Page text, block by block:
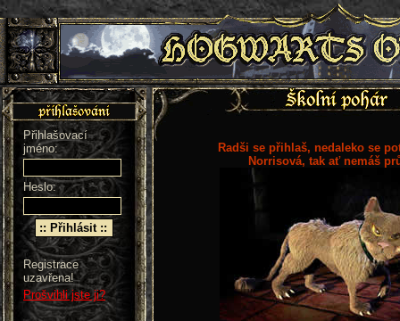
Přihlašovací
jméno:
Heslo:
Registrace
uzavřena!
Prošvihli jste ji?
Radši se přihlaš, nedaleko se
Norrisová, tak ať nemáš